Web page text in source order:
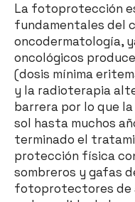
La fotoprotección
fundamentales del
oncodermatología,
oncológicos
(dosis mínima
y la radioterapia
barrera por lo que
sol hasta muchos
terminado el
protección física
sombreros y gafas
fotoprotectores de